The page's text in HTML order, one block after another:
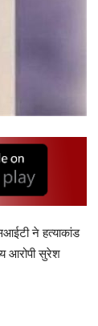
ने हत्याकांड
आरोपी सुरेश